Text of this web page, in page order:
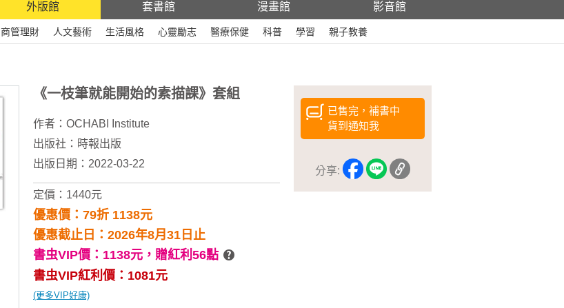
外版館 套書館 漫畫館 影音館
商管理財 人文藝術 生活風格 心靈勵志 醫療保健 科普 學習 親子教養
已售完，補書中
貨到通知我
分享:
《一枝筆就能開始的素描課》套組
作者： OCHABI Institute
出版社： 時報出版
出版日期：2022-03-22
定價：1440元
優惠價：79折 1138元
優惠截止日：2026年8月31日止
書虫VIP價：1138元， 贈紅利56點
書虫VIP紅利價：1081元
(更多VIP好康)